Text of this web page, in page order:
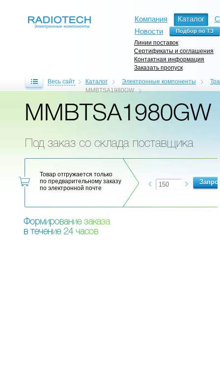
Компания Каталог
Новости
Линии поставок
Сертификаты и соглашения
Контактная информация
Заказать пропуск
Весь сайт Каталог Электронные компоненты
MMBTSA1980GW
MMBTSA1980GW
Под заказ со склада поставщика
Товар отгружается только
по предварительному заказу
по электронной почте
Формирование заказа
в течение 24 часов